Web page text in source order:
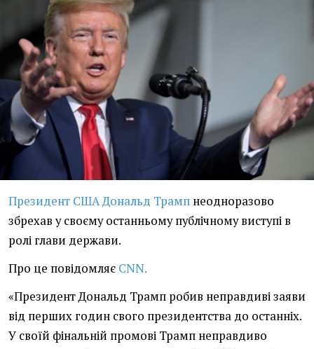
Президент США Дональд Трамп неодноразово
збрехав у своєму останньому публічному виступі в
ролі глави держави.
Про це повідомляє CNN.
«Президент Дональд Трамп робив неправдиві заяви
від перших годин свого президентства до останніх.
У своїй фінальній промові Трамп неправдиво